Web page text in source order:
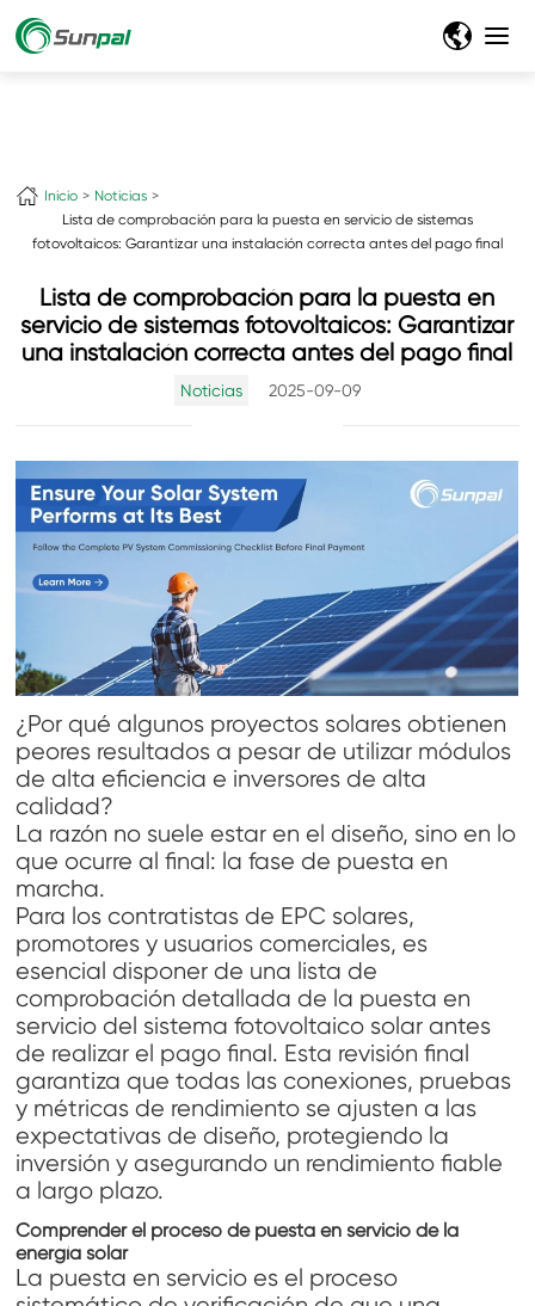
Inicio
Noticias
Lista de comprobación para la puesta en servicio de sistemas
fotovoltaicos: Garantizar una instalación correcta antes del pago final
Lista de comprobación para la puesta en
servicio de sistemas fotovoltaicos: Garantizar
una instalación correcta antes del pago final
Noticias 2025-09-09
¿Por qué algunos proyectos solares obtienen
peores resultados a pesar de utilizar módulos
de alta eficiencia e inversores de alta
calidad?
La razón no suele estar en el diseño, sino en lo
que ocurre al final: la fase de puesta en
marcha.
Para los contratistas de EPC solares,
promotores y usuarios comerciales, es
esencial disponer de una lista de
comprobación detallada de la puesta en
servicio del sistema fotovoltaico solar antes
de realizar el pago final. Esta revisión final
garantiza que todas las conexiones, pruebas
y métricas de rendimiento se ajusten a las
expectativas de diseño, protegiendo la
inversión y asegurando un rendimiento fiable
a largo plazo.
Comprender el proceso de puesta en servicio de la
energía solar
La puesta en servicio es el proceso